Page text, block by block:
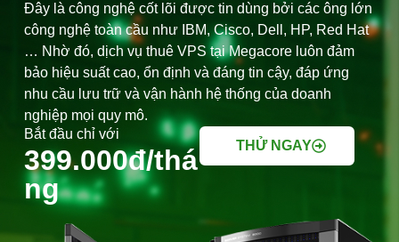
Đây là công nghệ cốt lõi được tin dùng bởi các ông lớn
công nghệ toàn cầu như IBM, Cisco, Dell, HP, Red Hat
… Nhờ đó, dịch vụ thuê VPS tại Megacore luôn đảm
bảo hiệu suất cao, ổn định và đáng tin cậy, đáp ứng
nhu cầu lưu trữ và vận hành hệ thống của doanh
nghiệp mọi quy mô.
Bắt đầu chỉ với
399.000đ/thá
ng
THỬ NGAY